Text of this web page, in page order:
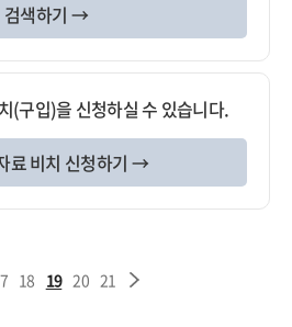
검색하기 →
(구입)을 신청하실 수 있습니다.
료 비치 신청하기 →
18 19 20 21